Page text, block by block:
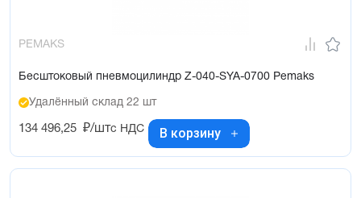
PEMAKS
Бесштоковый пневмоцилиндр Z-040-SYA-0700 Pemaks
Удалённый склад 22 шт
134 496,25 ₽/штс НДС В корзину